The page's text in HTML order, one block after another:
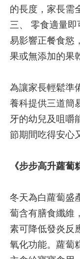
ODF
開
放
文
件
格
雙
語
彙
權
訊
安
全
政
策
的長度，家長需
三、 零食適量
易影響正餐食慾
果或無添加的果
為讓家長輕鬆準
養科提供三道簡
牙的幼兒及咀嚼
節期間吃得安心
《步步高升蘿蔔
冬天為白蘿蔔盛
蔔含有膳食纖維
素可降低發炎反
氧化功能。蘿蔔